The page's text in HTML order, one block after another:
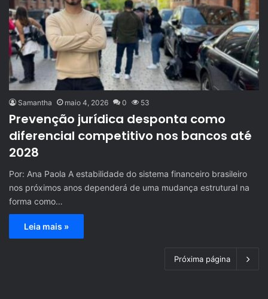
Samantha maio 4, 2026 0 53
Prevenção jurídica desponta como
diferencial competitivo nos bancos até
2028
Por: Ana Paola A estabilidade do sistema financeiro brasileiro
nos próximos anos dependerá de uma mudança estrutural na
forma como…
Leia mais »
Próxima página